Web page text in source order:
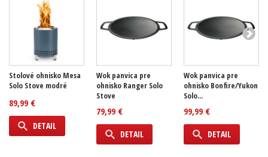
Stolové ohnisko Mesa
Solo Stove modré
89,99 €
DETAIL
Wok panvica pre
ohnisko Ranger Solo
Stove
79,99 €
DETAIL
Wok panvica pre
ohnisko Bonfire/Yukon
Solo...
99,99 €
DETAIL